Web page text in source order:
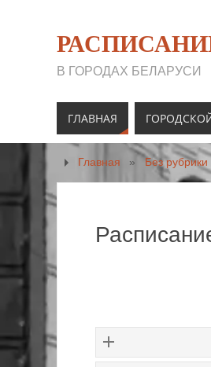
В ГОРОДАХ БЕЛАРУСИ
ГЛАВНАЯ
Главная » Без рубрики